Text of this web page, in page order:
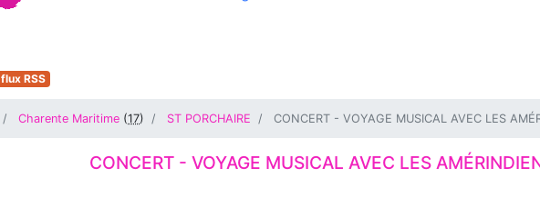
flux RSS
Charente Maritime (17) ST PORCHAIRE CONCERT - VOYAGE MUSICAL AVEC LES
CONCERT - VOYAGE MUSICAL AVEC LES